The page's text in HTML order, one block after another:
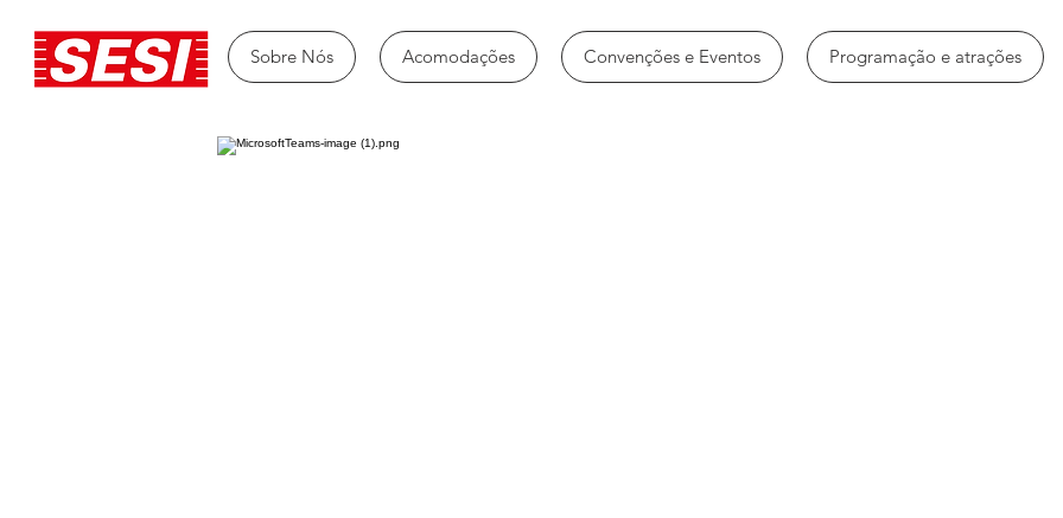
Sobre Nós Acomodações Convenções e Eventos Programação e atrações